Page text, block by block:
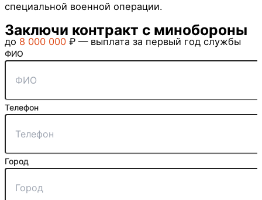
специальной военной операции.
Заключи контракт с минобороны
до 8 000 000 ₽ — выплата за первый год службы
ФИО
Телефон
Город